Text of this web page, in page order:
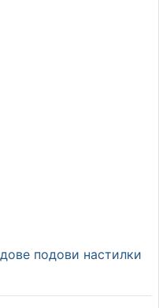
подови настилки